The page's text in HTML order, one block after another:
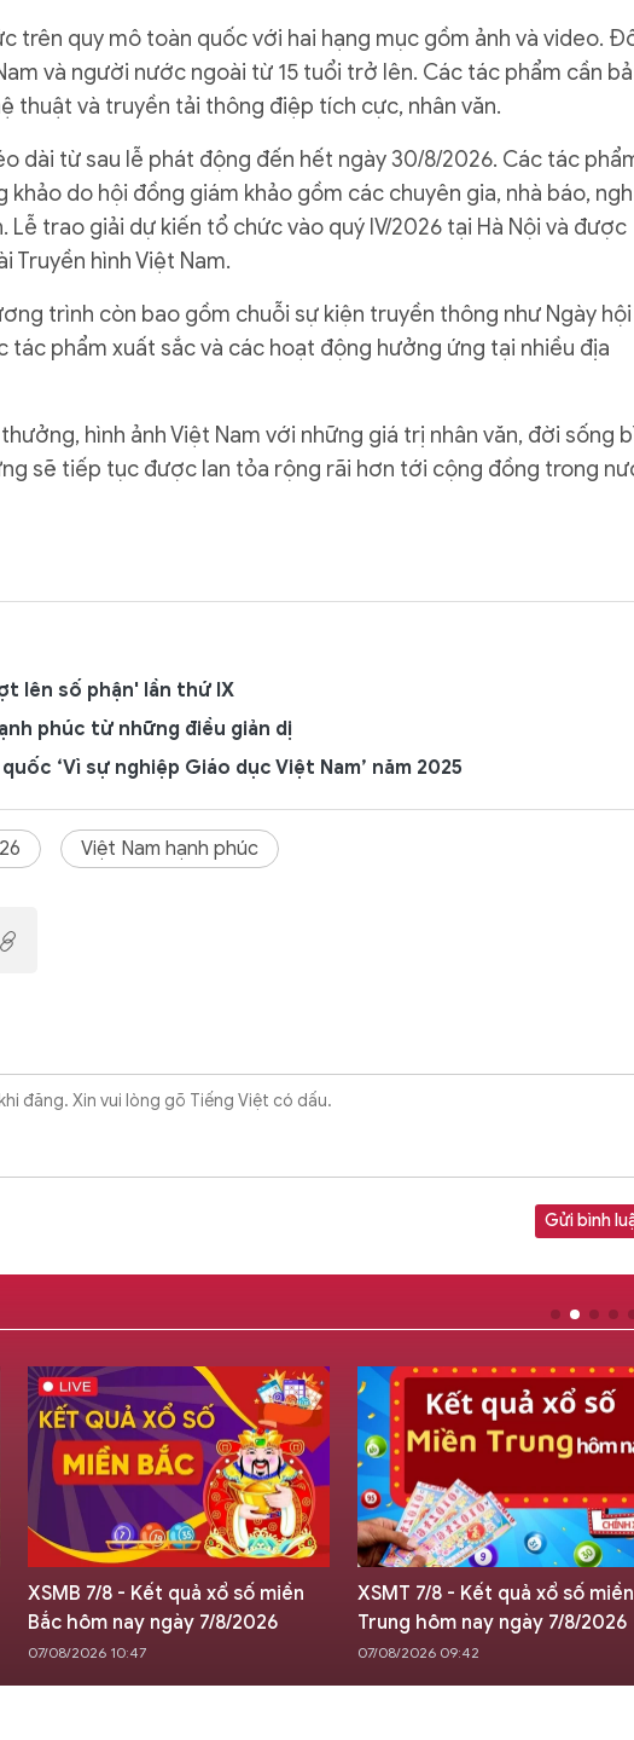
trên quy mô toàn quốc với hai hạng mục gồm ảnh và video.
và người nước ngoài từ 15 tuổi trở lên. Các tác phẩm cần
thuật và truyền tải thông điệp tích cực, nhân văn.
dài từ sau lễ phát động đến hết ngày 30/8/2026. Các tác
khảo do hội đồng giám khảo gồm các chuyên gia, nhà báo,
Lễ trao giải dự kiến tổ chức vào quý IV/2026 tại Hà Nội và được
hình Việt Nam.
trình còn bao gồm chuỗi sự kiện truyền thông như Ngày hội
tác phẩm xuất sắc và các hoạt động hưởng ứng tại nhiều địa
hình ảnh Việt Nam với những giá trị nhân văn, đời sống
sẽ tiếp tục được lan tỏa rộng rãi hơn tới cộng đồng trong
lên số phận' lần thứ IX
phúc từ những điều giản dị
‘Vì sự nghiệp Giáo dục Việt Nam’ năm 2025
Việt Nam hạnh phúc
Gửi bình
XSMB 7/8 - Kết quả xổ số miền
Bắc hôm nay ngày 7/8/2026
07/08/2026 10:47
XSMT 7/8 - Kết quả xổ số miền
Trung hôm nay ngày 7/8/2026
07/08/2026 09:42